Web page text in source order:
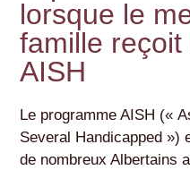
lorsque le
famille reçoit
AISH
Le programme AISH («
Several Handicapped »)
de nombreux Albertains